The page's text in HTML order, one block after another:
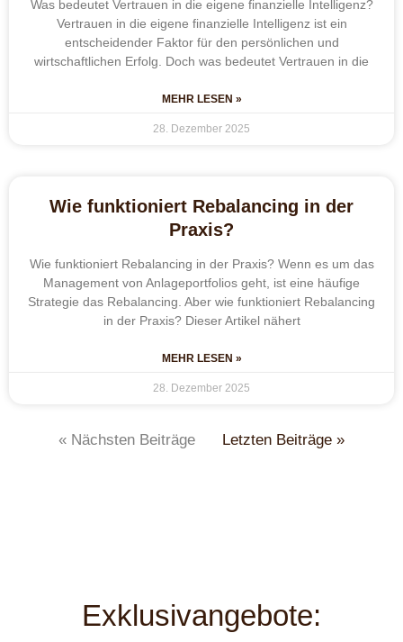
Was bedeutet Vertrauen in die eigene finanzielle Intelligenz?
Vertrauen in die eigene finanzielle Intelligenz ist ein
entscheidender Faktor für den persönlichen und
wirtschaftlichen Erfolg. Doch was bedeutet Vertrauen in die
MEHR LESEN »
28. Dezember 2025
Wie funktioniert Rebalancing in der
Praxis?
Wie funktioniert Rebalancing in der Praxis? Wenn es um das
Management von Anlageportfolios geht, ist eine häufige
Strategie das Rebalancing. Aber wie funktioniert Rebalancing
in der Praxis? Dieser Artikel nähert
MEHR LESEN »
28. Dezember 2025
« Nächsten Beiträge Letzten Beiträge »
Exklusivangebote: